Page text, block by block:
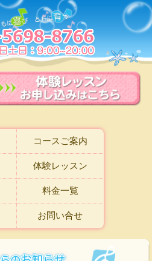
コースご案内
体験レッスン
料金一覧
お問い合せ